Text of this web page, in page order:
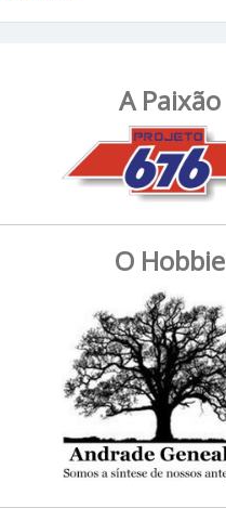
A Paixão
O Hobbie